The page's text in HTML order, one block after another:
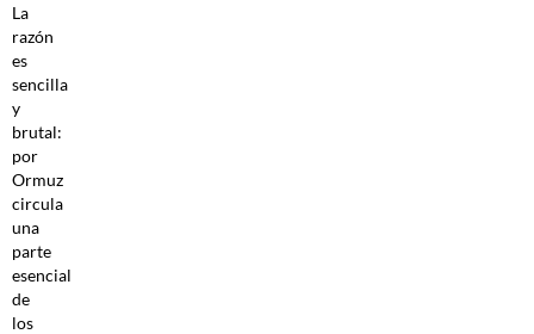
La
razón
es
sencilla
y
brutal:
por
Ormuz
circula
una
parte
esencial
de
los